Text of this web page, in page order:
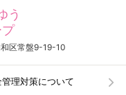
う
区常盤9-19-10
理対策について